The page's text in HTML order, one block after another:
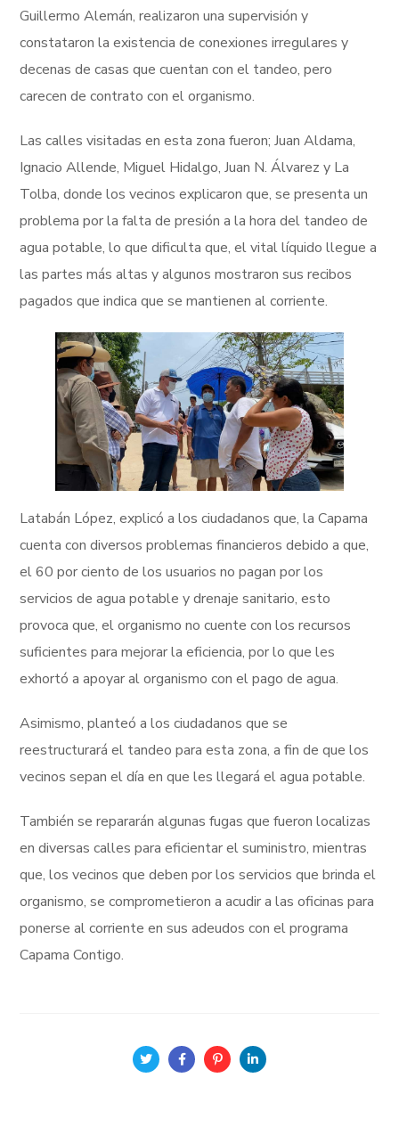
Guillermo Alemán, realizaron una supervisión y
constataron la existencia de conexiones irregulares y
decenas de casas que cuentan con el tandeo, pero
carecen de contrato con el organismo.
Las calles visitadas en esta zona fueron; Juan Aldama,
Ignacio Allende, Miguel Hidalgo, Juan N. Álvarez y La
Tolba, donde los vecinos explicaron que, se presenta un
problema por la falta de presión a la hora del tandeo de
agua potable, lo que dificulta que, el vital líquido llegue a
las partes más altas y algunos mostraron sus recibos
pagados que indica que se mantienen al corriente.
Latabán López, explicó a los ciudadanos que, la Capama
cuenta con diversos problemas financieros debido a que,
el 60 por ciento de los usuarios no pagan por los
servicios de agua potable y drenaje sanitario, esto
provoca que, el organismo no cuente con los recursos
suficientes para mejorar la eficiencia, por lo que les
exhortó a apoyar al organismo con el pago de agua.
Asimismo, planteó a los ciudadanos que se
reestructurará el tandeo para esta zona, a fin de que los
vecinos sepan el día en que les llegará el agua potable.
También se repararán algunas fugas que fueron localizas
en diversas calles para eficientar el suministro, mientras
que, los vecinos que deben por los servicios que brinda el
organismo, se comprometieron a acudir a las oficinas para
ponerse al corriente en sus adeudos con el programa
Capama Contigo.